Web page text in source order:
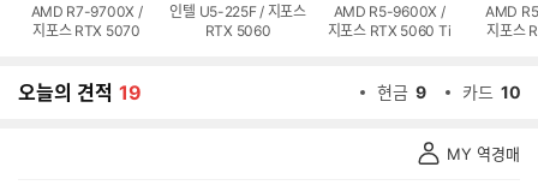
AMD R7-9700X /
지포스 RTX 5070
인텔 U5-225F / 지포스
RTX 5060
AMD R5-9600X /
지포스 RTX 5060 Ti
AMD
지포스
오늘의 견적 19 현금 9 카드 10
MY 역경매